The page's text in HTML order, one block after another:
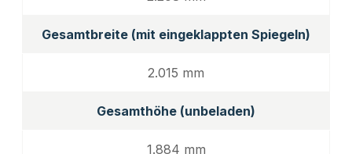
Gesamtbreite (mit eingeklappten Spiegeln)
2.015 mm
Gesamthöhe (unbeladen)
1.884 mm